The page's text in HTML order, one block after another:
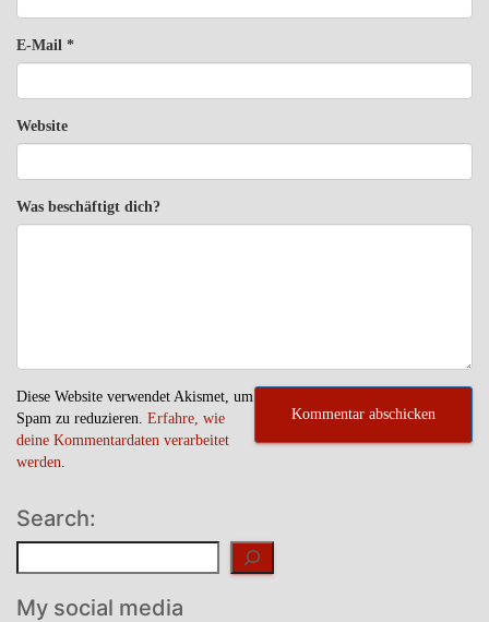
E-Mail *
Website
Was beschäftigt dich?
Diese Website verwendet Akismet, um
Spam zu reduzieren. Erfahre, wie
deine Kommentardaten verarbeitet
werden.
Search:
My social media